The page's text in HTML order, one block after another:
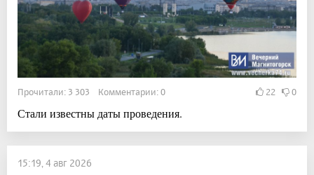
Прочитали: 3 303 Комментарии: 0 22 0
Стали известны даты проведения.
15:19, 4 авг 2026